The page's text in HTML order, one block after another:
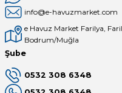
info@e-havuzmarket.com
e Havuz Market Farilya,
Bodrum/Muğla
Şube
0532 308 6348